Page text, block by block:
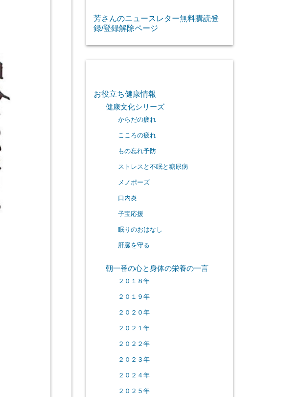
芳さんのニュースレター無料購読登
録/登録解除ページ
お役立ち健康情報
健康文化シリーズ
からだの疲れ
こころの疲れ
もの忘れ予防
ストレスと不眠と糖尿病
メノポーズ
口内炎
子宝応援
眠りのおはなし
肝臓を守る
朝一番の心と身体の栄養の一言
２０１８年
２０１９年
２０２０年
２０２１年
２０２２年
２０２３年
２０２４年
２０２５年